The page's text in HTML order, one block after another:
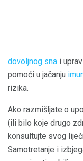
dovoljnog sna i
pomoći u jačanju
rizika.
Ako razmišljate o
(ili bilo koje drugo
konsultujte svog
Samotretanje i